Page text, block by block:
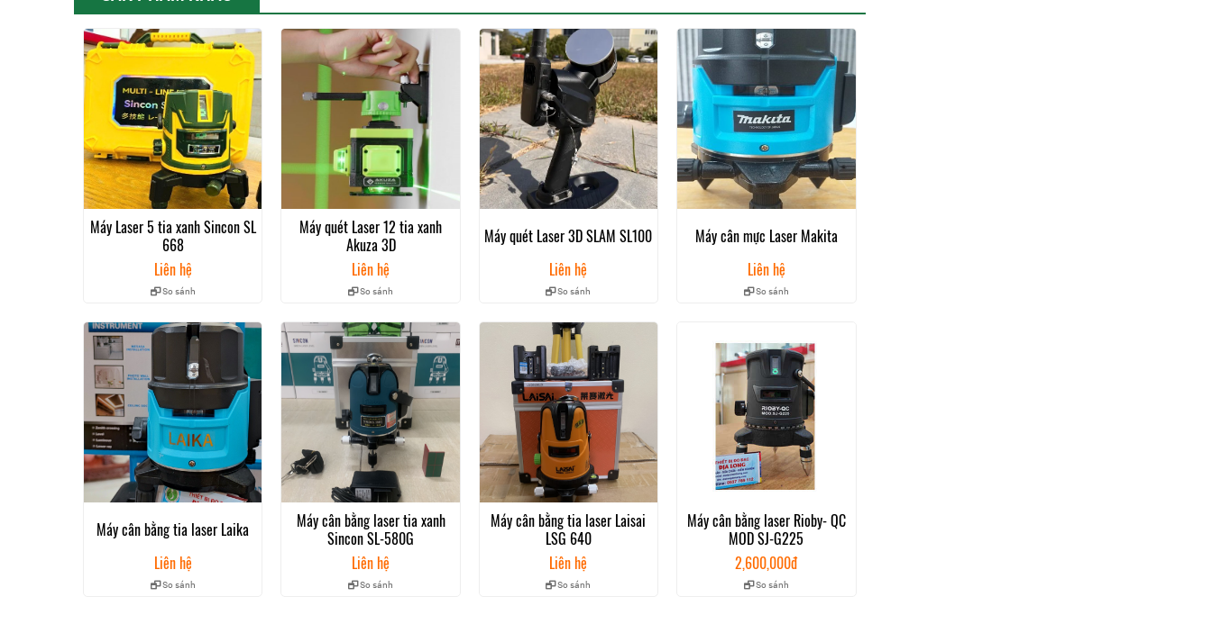
Fukuda EK 468 GJ có thiết nhỏ gọn, chính xác tuyệt đối trong cân mực
II. Địa chỉ bán máy cân bằng laser 5 tia xanh fukuda EK 468GJ giá rẻ tại tphcm, Đà Nẵng
Công ty TNHH thiết bị đo đạc Địa Long từ lâu đã được coi là điểm đến lý tưởng của những kỹ sư xây dựng có nhu cầu mua các
thiết bị trắc địa như máy thủy bình, máy cân bằng laser hay các sản phẩm phụ kiện trắc địa kèm theo.
Khi mua máy thủy bình laser fukuda EK 468GJ tại Địa Long, khách hàng có thể hoàn toàn yên tâm về chất lượng đạt chuẩn
chính hãng 100%, được bảo hành lên tới 12 tháng; đầy đủ phụ kiện kèm theo bao gồm: thân máy, hộp đựng máy, chân máy, pin
sạc, kính nhìn tia laser; hỗ trợ hiệu chỉnh TRỌN ĐỜI cho máy và giao hàng tận nơi trên toàn quốc với giá tốt nhất hiện nay.
Máy Laser 5 tia xanh Sincon SL
668
Liên hệ
So sánh
Máy quét Laser 12 tia xanh
Akuza 3D
Liên hệ
So sánh
Máy quét Laser 3D SLAM SL100
Liên hệ
So sánh
Máy cân mực Laser Makita
Liên hệ
So sánh
Máy cân bằng tia laser Laika
Liên hệ
So sánh
Máy cân bằng laser tia xanh
Sincon SL-580G
Liên hệ
So sánh
Máy cân bằng tia laser Laisai
LSG 640
Liên hệ
So sánh
Máy cân bằng laser Rioby- QC
MOD SJ-G225
2,600,000đ
So sánh